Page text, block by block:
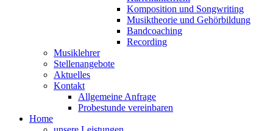
Komposition und Songwriting
Musiktheorie und Gehörbildung
Bandcoaching
Recording
Musiklehrer
Stellenangebote
Aktuelles
Kontakt
Allgemeine Anfrage
Probestunde vereinbaren
Home